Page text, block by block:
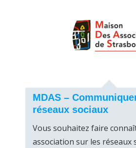
MDAS –
réseaux sociaux
Vous souhaitez faire
association sur les réseaux